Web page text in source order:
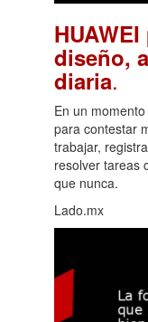
diseño,
diaria.
En un
para contestar
trabajar,
resolver tareas
que nunca.
Lado.mx